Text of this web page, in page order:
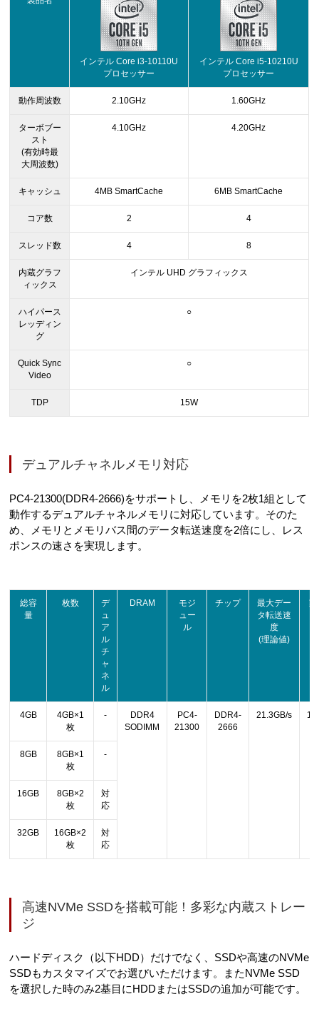
インテル Core i3-10110U
プロセッサー
インテル Core i5-10210U
プロセッサー
動作周波数 2.10GHz 1.60GHz
ターボブー
スト
(有効時最
大周波数)
4.10GHz 4.20GHz
キャッシュ 4MB SmartCache 6MB SmartCache
コア数 2 4
スレッド数 4 8
内蔵グラフ
ィックス
インテル UHD グラフィックス
ハイパース
レッディン
グ
○
Quick Sync
Video
○
TDP 15W
デュアルチャネルメモリ対応
PC4-21300(DDR4-2666)をサポートし、メモリを2枚1組として
動作するデュアルチャネルメモリに対応しています。そのた
め、メモリとメモリバス間のデータ転送速度を2倍にし、レス
ポンスの速さを実現します。
総容
量
枚数
デ
ュ
ア
ル
チ
ャ
ネ
ル
DRAM
モジ
ュー
ル
チップ
最大デー
タ転送速
度
(理論値)
4GB
4GB×1
枚
-
DDR4
SODIMM
PC4-
21300
DDR4-
2666
21.3GB/s
8GB
8GB×1
枚
-
16GB
8GB×2
枚
対
応
32GB
16GB×2
枚
対
応
高速NVMe SSDを搭載可能！多彩な内蔵ストレー
ジ
ハードディスク（以下HDD）だけでなく、SSDや高速のNVMe
SSDもカスタマイズでお選びいただけます。またNVMe SSD
を選択した時のみ2基目にHDDまたはSSDの追加が可能です。